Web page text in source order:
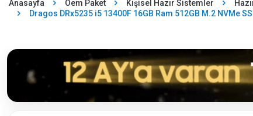
Anasayfa Oem Paket Kişisel Hazır Sistemler
Dragos DRx5235 i5 13400F 16GB Ram 512GB M.2 NVMe